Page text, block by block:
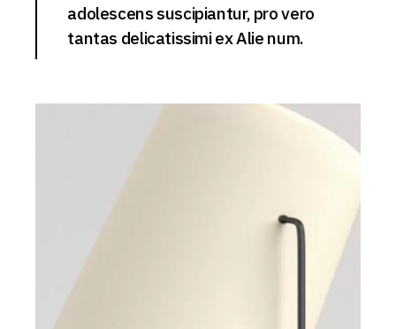
adolescens suscipiantur, pro vero
tantas delicatissimi ex Alie num.